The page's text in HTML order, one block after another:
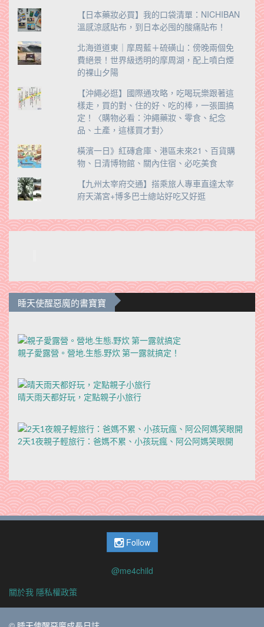
【日本藥妝必買】我的口袋清單：NICHIBAN
溫感涼感貼布，到日本必囤的酸痛貼布！
北海道道東｜摩周藍＋硫磺山：傍晚兩個免
費絕景！世界級透明的摩周湖，配上噴白煙
的裸山夕陽
【沖繩必逛】國際通攻略，吃喝玩樂跟著這
樣走，買的對、住的好、吃的棒，一張圖搞
定！〈購物必看：沖繩藥妝、零食、紀念
品、土產，這樣買才對〉
橫濱一日》紅磚倉庫、港區未來21、百貨購
物、日清博物館、關內住宿、必吃美食
【九州太宰府交通】搭乘旅人專車直達太宰
府天滿宮+博多巴士總站好吃又好逛
睡天使醒惡魔的書寶寶
親子愛露營。營地.生態.野炊 第一露就搞定！
晴天雨天都好玩，定點親子小旅行
2天1夜親子輕旅行：爸媽不累、小孩玩瘋、阿公阿媽笑眼開
Follow
@me4child
關於我 隱私權政策